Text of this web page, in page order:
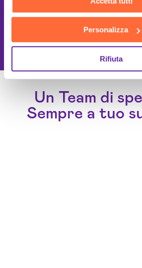
Personalizza
Rifiuta
This site is protected by reCAPTCHA
Un Team di
Sempre a tuo